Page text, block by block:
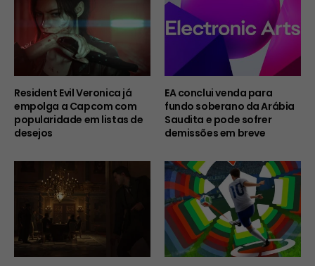
Resident Evil Veronica já
empolga a Capcom com
popularidade em listas de
desejos
EA conclui venda para
fundo soberano da Arábia
Saudita e pode sofrer
demissões em breve